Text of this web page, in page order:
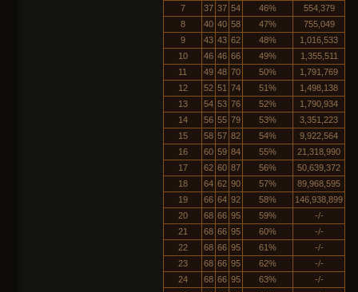
7
37 37 54 46%
554,379
8
40 40 58 47%
755,049
9
43 43 62 48%
1,016,533
10
46 46 66 49%
1,355,511
11
49 48 70 50%
1,791,769
12
52 51 74 51%
1,498,138
13
54 53 76 52%
1,790,934
14
56 55 79 53%
3,351,223
15
58 57 82 54%
9,922,564
16
60 59 84 55%
21,318,990
17
62 60 87 56%
50,639,372
18
64 62 90 57%
89,968,595
19
66 64 92 58%
146,938,899
20
68 66 95 59%
-/-
21
68 66 95 60%
-/-
22
68 66 95 61%
-/-
23
68 66 95 62%
-/-
24
68 66 95 63%
-/-